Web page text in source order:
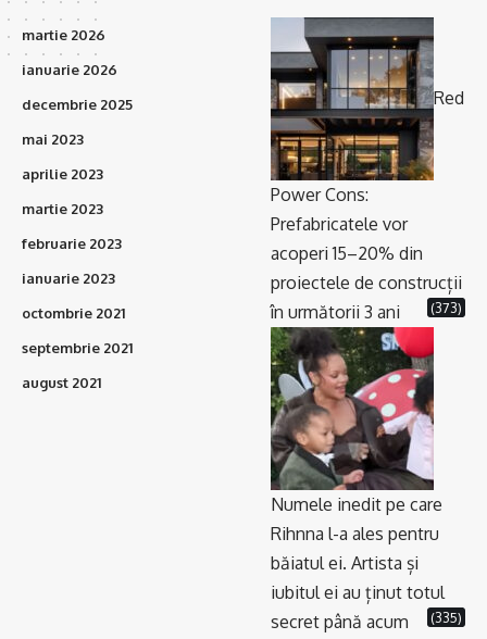
martie 2026
ianuarie 2026
decembrie 2025
mai 2023
aprilie 2023
martie 2023
februarie 2023
ianuarie 2023
octombrie 2021
septembrie 2021
august 2021
Red
Power Cons:
Prefabricatele vor
acoperi 15–20% din
proiectele de construcții
în următorii 3 ani
(373)
Numele inedit pe care
Rihnna l-a ales pentru
băiatul ei. Artista și
iubitul ei au ținut totul
secret până acum
(335)